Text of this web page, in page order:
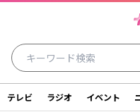
テレビ ラジオ イベント